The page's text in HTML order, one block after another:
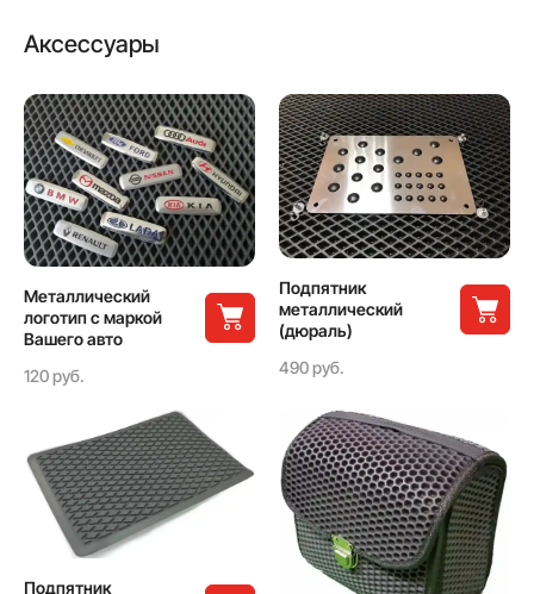
Аксессуары
Металлический
логотип с маркой
Вашего авто
120 руб.
Подпятник
металлический
(дюраль)
490 руб.
Подпятник